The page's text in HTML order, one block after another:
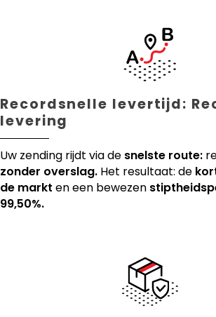
Recordsnelle levertijd:
levering
Uw zending rijdt via de snelste route:
zonder overslag. Het resultaat: de
de markt en een bewezen
99,50%.